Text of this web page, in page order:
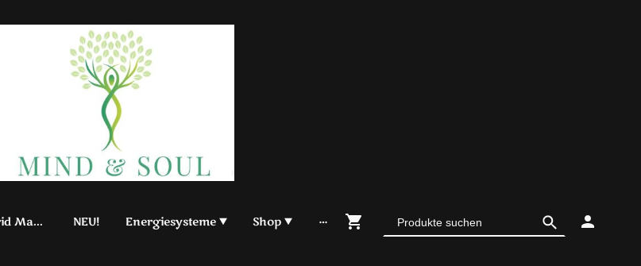
Acturian Akasha Grid Master 999 NEU! Energiesysteme Shop